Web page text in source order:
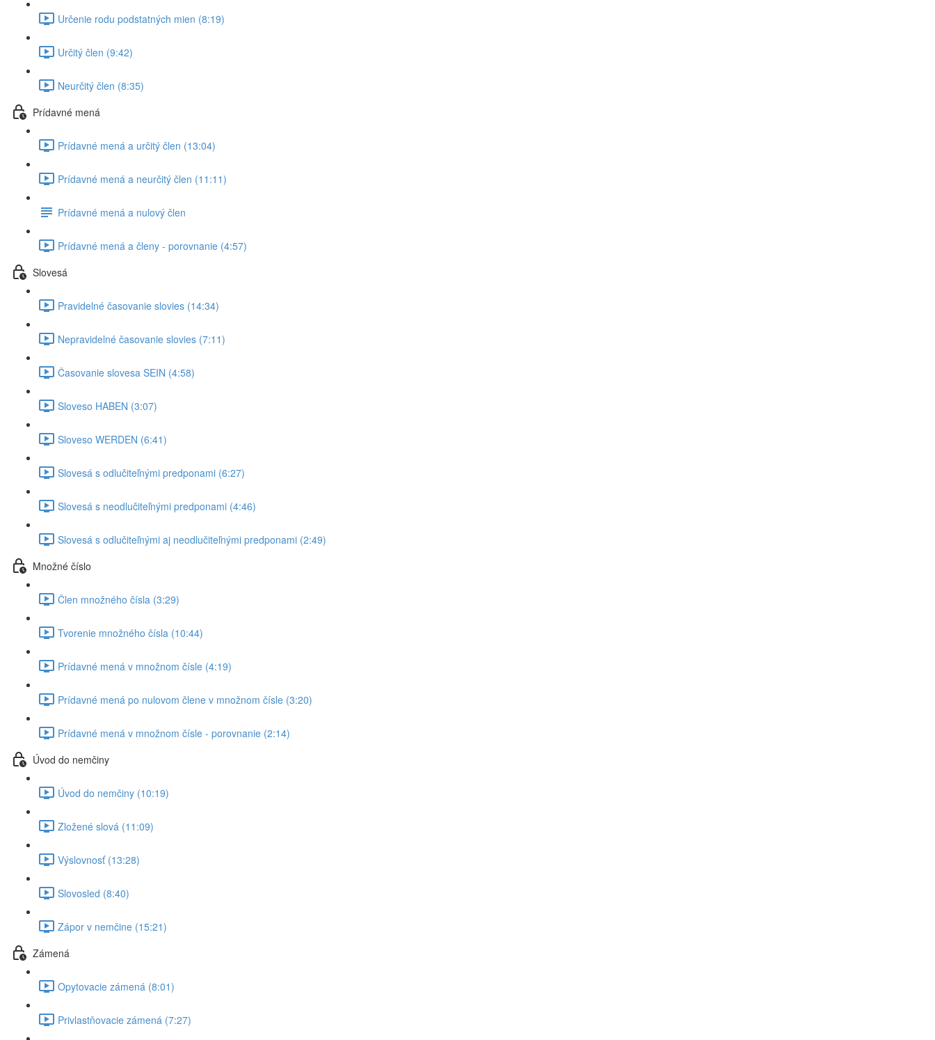
Určenie rodu podstatných mien (8:19)
Určitý člen (9:42)
Neurčitý člen (8:35)
Prídavné mená
Prídavné mená a určitý člen (13:04)
Prídavné mená a neurčitý člen (11:11)
Prídavné mená a nulový člen
Prídavné mená a členy - porovnanie (4:57)
Slovesá
Pravidelné časovanie slovies (14:34)
Nepravidelné časovanie slovies (7:11)
Časovanie slovesa SEIN (4:58)
Sloveso HABEN (3:07)
Sloveso WERDEN (6:41)
Slovesá s odlučiteľnými predponami (6:27)
Slovesá s neodlučiteľnými predponami (4:46)
Slovesá s odlučiteľnými aj neodlučiteľnými predponami (2:49)
Množné číslo
Člen množného čísla (3:29)
Tvorenie množného čísla (10:44)
Prídavné mená v množnom čísle (4:19)
Prídavné mená po nulovom člene v množnom čísle (3:20)
Prídavné mená v množnom čísle - porovnanie (2:14)
Úvod do nemčiny
Úvod do nemčiny (10:19)
Zložené slová (11:09)
Výslovnosť (13:28)
Slovosled (8:40)
Zápor v nemčine (15:21)
Zámená
Opytovacie zámená (8:01)
Privlastňovacie zámená (7:27)